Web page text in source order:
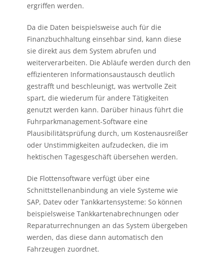
ergriffen werden.
Da die Daten beispielsweise auch für die
Finanzbuchhaltung einsehbar sind, kann diese
sie direkt aus dem System abrufen und
weiterverarbeiten. Die Abläufe werden durch den
effizienteren Informationsaustausch deutlich
gestrafft und beschleunigt, was wertvolle Zeit
spart, die wiederum für andere Tätigkeiten
genutzt werden kann. Darüber hinaus führt die
Fuhrparkmanagement-Software eine
Plausibilitätsprüfung durch, um Kostenausreißer
oder Unstimmigkeiten aufzudecken, die im
hektischen Tagesgeschäft übersehen werden.
Die Flottensoftware verfügt über eine
Schnittstellenanbindung an viele Systeme wie
SAP, Datev oder Tankkartensysteme: So können
beispielsweise Tankkartenabrechnungen oder
Reparaturrechnungen an das System übergeben
werden, das diese dann automatisch den
Fahrzeugen zuordnet.